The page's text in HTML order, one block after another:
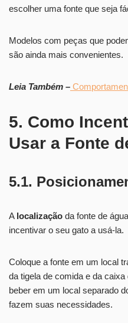
escolher uma fonte que seja
Modelos com peças que
são ainda mais convenientes.
Leia Também –
5. Como
Usar a Fonte
5.1.
A localização da fonte de
incentivar o seu gato a usá-la.
Coloque a fonte em um local
da tigela de comida e da
beber em um local separado
fazem suas necessidades.